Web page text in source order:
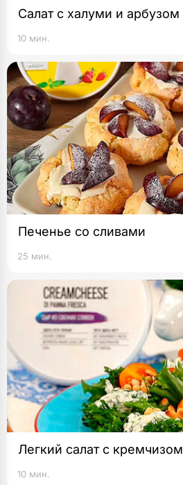
Салат с халуми и арбузом
10 мин.
Печенье со сливами
25 мин.
Легкий салат с кремчизом
10 мин.